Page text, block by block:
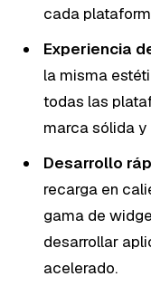
cada
Experiencia
la misma
todas las
marca sólida
Desarrollo
recarga en
gama de
desarrollar
acelerado.